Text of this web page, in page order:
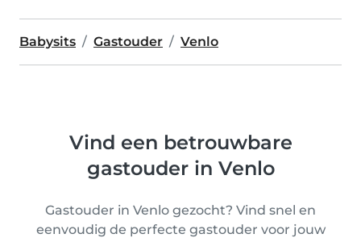
Babysits Gastouder Venlo
Vind een betrouwbare
gastouder in Venlo
Gastouder in Venlo gezocht? Vind snel en
eenvoudig de perfecte gastouder voor jouw